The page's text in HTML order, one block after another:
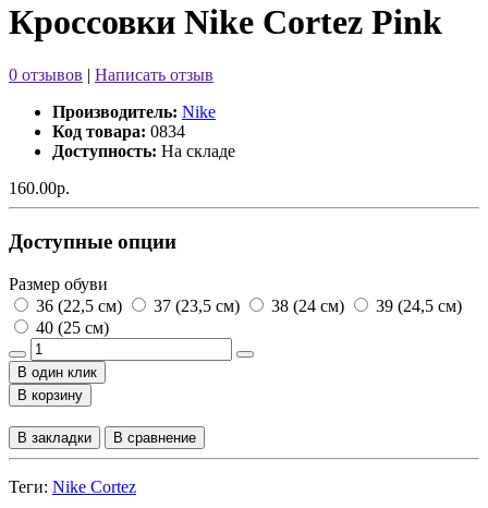
Кроссовки Nike Cortez Pink
0 отзывов | Написать отзыв
Производитель: Nike
Код товара: 0834
Доступность: На складе
160.00р.
Доступные опции
Размер обуви
36 (22,5 см)
37 (23,5 см) 38 (24 см)
39 (24,5 см)
40 (25 см)
В один клик
В корзину
В закладки В сравнение
Теги: Nike Cortez